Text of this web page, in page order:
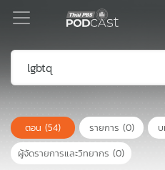
Podcast
เพล
ย์
ลิ
ตอน (54) รายการ (0)
ผู้จัดรายการและวิทยากร (0)